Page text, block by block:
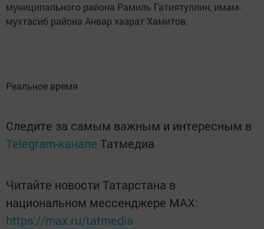
муниципального района Рамиль Гатиятуллин, имам-
мухтасиб района Анвар хазрат Хамитов.
Реальное время
Следите за самым важным и интересным в
Telegram-канале Татмедиа
Читайте новости Татарстана в
национальном мессенджере MАХ:
https://max.ru/tatmedia